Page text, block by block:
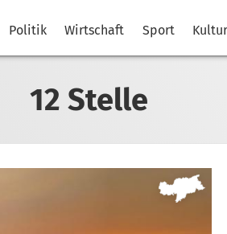
Politik Wirtschaft Sport Kultur
12 Stelle